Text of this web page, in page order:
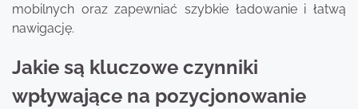
mobilnych oraz zapewniać szybkie ładowanie i łatwą
nawigację.
Jakie są kluczowe czynniki
wpływające na pozycjonowanie